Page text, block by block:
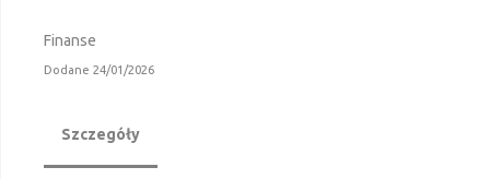
Finanse
Dodane 24/01/2026
Szczegóły